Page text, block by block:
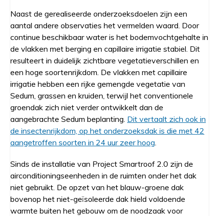
Naast de gerealiseerde onderzoeksdoelen zijn een
aantal andere observaties het vermelden waard. Door
continue beschikbaar water is het bodemvochtgehalte in
de vlakken met berging en capillaire irrigatie stabiel. Dit
resulteert in duidelijk zichtbare vegetatieverschillen en
een hoge soortenrijkdom. De vlakken met capillaire
irrigatie hebben een rijke gemengde vegetatie van
Sedum, grassen en kruiden, terwijl het conventionele
groendak zich niet verder ontwikkelt dan de
aangebrachte Sedum beplanting. Dit vertaalt zich ook in
de insectenrijkdom, op het onderzoeksdak is die met 42
aangetroffen soorten in 24 uur zeer hoog
Sinds de installatie van Project Smartroof 2.0 zijn de
airconditioningseenheden in de ruimten onder het dak
niet gebruikt. De opzet van het blauw-groene dak
bovenop het niet-geïsoleerde dak hield voldoende
warmte buiten het gebouw om de noodzaak voor